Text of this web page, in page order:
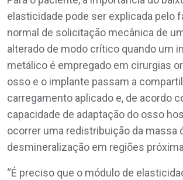
elasticidade pode ser explicada pelo
normal de solicitação mecânica de
alterado de modo crítico quando um
metálico é empregado em cirurgias
osso e o implante passam a
carregamento aplicado e, de acordo
capacidade de adaptação do osso
ocorrer uma redistribuição da massa
desmineralização em regiões
“É preciso que o módulo de